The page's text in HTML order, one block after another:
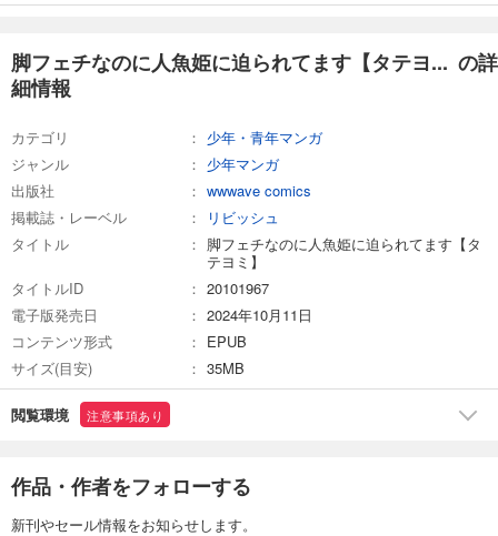
66円 (税込)
試し読み
脚フェチなのに人魚姫に迫られてます【タテヨミ】15話
あらすじを表示する
脚フェチなのに人魚姫に迫られてます【タテヨ... の詳
細情報
カテゴリ
少年・青年マンガ
ジャンル
少年マンガ
出版社
wwwave comics
掲載誌・レーベル
リビッシュ
タイトル
脚フェチなのに人魚姫に迫られてます【タ
テヨミ】
タイトルID
20101967
電子版発売日
2024年10月11日
コンテンツ形式
EPUB
サイズ(目安)
35MB
閲覧環境 注意事項あり
作品・作者をフォローする
新刊やセール情報をお知らせします。